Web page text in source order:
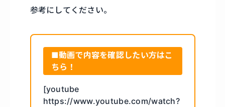
参考にしてください。
■動画で内容を確認したい方はこ
ちら！
[youtube
https://www.youtube.com/watch?